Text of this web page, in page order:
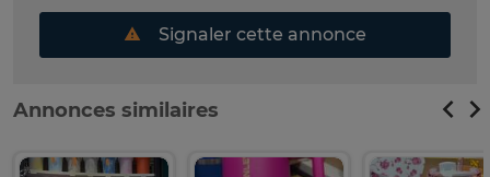
Signaler cette annonce
Annonces similaires